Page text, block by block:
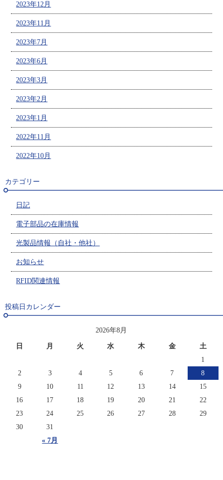
2023年12月
2023年11月
2023年7月
2023年6月
2023年3月
2023年2月
2023年1月
2022年11月
2022年10月
カテゴリー
日記
電子部品の在庫情報
光製品情報（自社・他社）
お知らせ
RFID関連情報
投稿日カレンダー
2026年8月
日 月 火 水 木 金 土
« 7月
1
2
3 4 5 6 7
8
9
10 11 12 13 14
15
16
17 18 19 20 21
22
23
24 25 26 27 28
29
30
31